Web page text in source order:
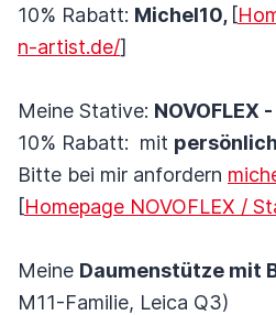
10% Rabatt: Michel10, [
n-artist.de/]
Meine Stative: NOVOFLEX
10% Rabatt: mit
Bitte bei mir anfordern
[Homepage NOVOFLEX /
Meine Daumenstütze mit
M11-Familie, Leica Q3)